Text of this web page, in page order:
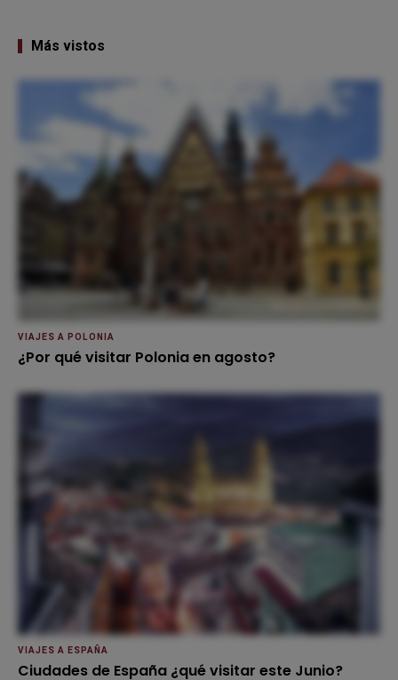
Más vistos
VIAJES A POLONIA
¿Por qué visitar Polonia en agosto?
VIAJES A ESPAÑA
Ciudades de España ¿qué visitar este Junio?